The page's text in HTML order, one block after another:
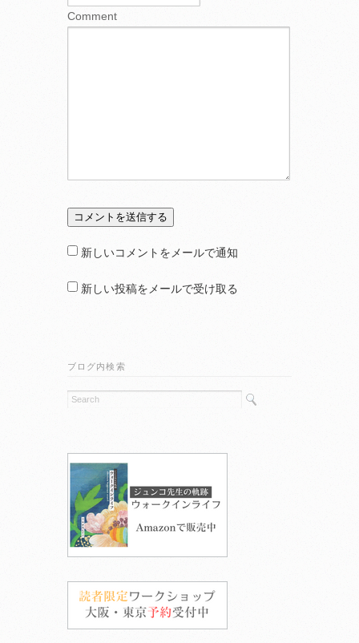
Comment
新しいコメントをメールで通知
新しい投稿をメールで受け取る
ブログ内検索